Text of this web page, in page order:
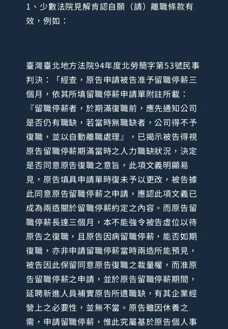
1、少數法院見解肯認自願（請）離職條款有
效，例如：
臺灣臺北地方法院94年度北勞簡字第53號民事
判決：「經查，原告申請被告准予留職停薪三
個月，依其所填留職停薪申請單附註所載：
『留職停薪者，於期滿復職前，應先通知公司
是否仍有職缺，若當時無職缺者，公司得不予
復職，並以自動離職處理』，已揭示被告得視
原告留職停薪期滿當時之人力職缺狀況，決定
是否同意原告復職之意旨，此項文義明顯易
見，原告填具申請單時復未予以更改，被告據
此同意原告留職停薪之申請，應認此項文義已
成為兩造關於留職停薪約定之內容。而原告留
職停薪長達三個月，本不能強令被告虛位以待
原告之復職，且原告因病留職停薪，能否如期
復職，亦非申請留職停薪當時兩造所能預見，
被告因此保留同意原告復職之裁量權，而准原
告留職停薪之申請，並於原告留職停薪期間，
延聘新進人員補實原告所遺職缺，有其企業經
營上之必要性，並無不當。原告雖因休養之
需，申請留職停薪，惟此究屬基於原告個人事